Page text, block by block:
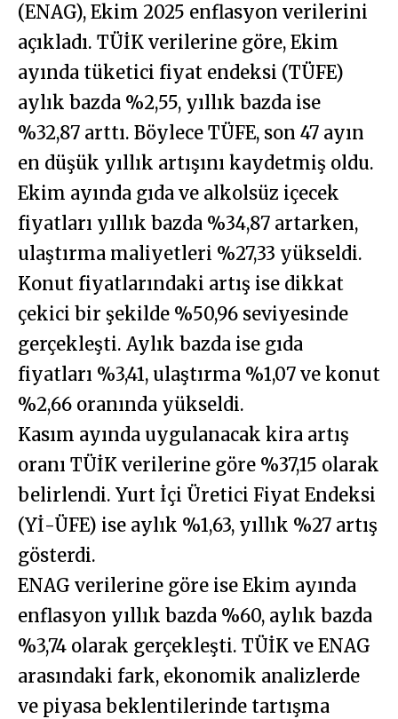
(ENAG), Ekim 2025 enflasyon verilerini
açıkladı. TÜİK verilerine göre, Ekim
ayında tüketici fiyat endeksi (TÜFE)
aylık bazda %2,55, yıllık bazda ise
%32,87 arttı. Böylece TÜFE, son 47 ayın
en düşük yıllık artışını kaydetmiş oldu.
Ekim ayında gıda ve alkolsüz içecek
fiyatları yıllık bazda %34,87 artarken,
ulaştırma maliyetleri %27,33 yükseldi.
Konut fiyatlarındaki artış ise dikkat
çekici bir şekilde %50,96 seviyesinde
gerçekleşti. Aylık bazda ise gıda
fiyatları %3,41, ulaştırma %1,07 ve konut
%2,66 oranında yükseldi.
Kasım ayında uygulanacak kira artış
oranı TÜİK verilerine göre %37,15 olarak
belirlendi. Yurt İçi Üretici Fiyat Endeksi
(Yİ-ÜFE) ise aylık %1,63, yıllık %27 artış
gösterdi.
ENAG verilerine göre ise Ekim ayında
enflasyon yıllık bazda %60, aylık bazda
%3,74 olarak gerçekleşti. TÜİK ve ENAG
arasındaki fark, ekonomik analizlerde
ve piyasa beklentilerinde tartışma